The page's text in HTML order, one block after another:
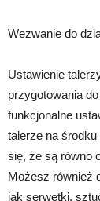
Wezwanie do
Ustawienie
przygotowania
funkcjonalne
talerze na środku
się, że są równo
Możesz również
jak serwetki,